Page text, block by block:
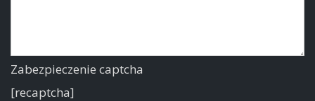
Zabezpieczenie captcha
[recaptcha]